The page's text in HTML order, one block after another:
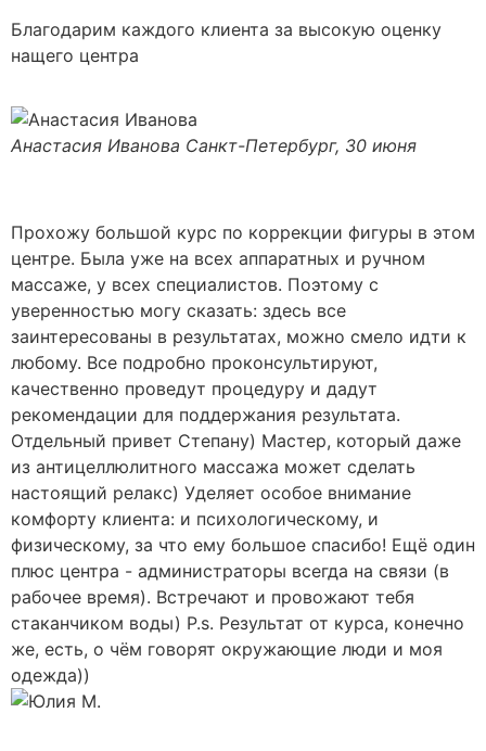
Благодарим каждого клиента за высокую оценку
нащего центра
Анастасия Иванова Санкт-Петербург, 30 июня
Прохожу большой курс по коррекции фигуры в этом
центре. Была уже на всех аппаратных и ручном
массаже, у всех специалистов. Поэтому с
уверенностью могу сказать: здесь все
заинтересованы в результатах, можно смело идти к
любому. Все подробно проконсультируют,
качественно проведут процедуру и дадут
рекомендации для поддержания результата.
Отдельный привет Степану) Мастер, который даже
из антицеллюлитного массажа может сделать
настоящий релакс) Уделяет особое внимание
комфорту клиента: и психологическому, и
физическому, за что ему большое спасибо! Ещё один
плюс центра - администраторы всегда на связи (в
рабочее время). Встречают и провожают тебя
стаканчиком воды) P.s. Результат от курса, конечно
же, есть, о чём говорят окружающие люди и моя
одежда))